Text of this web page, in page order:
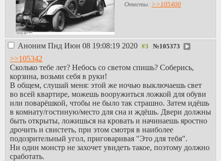
Ответы: >>105400
Аноним Пнд Июн 08 19:08:19 2020 №105373
>>105342
Сколько тебе лет? Небось со светом спишь? Соберись,
корзина, возьми себя в руки!
В общем, слушай меня: этой же ночью выключаешь свет
во всей квартире, можешь вооружиться ложкой для обуви
или поварёшкой, чтобы не было так страшно. Затем идёшь
в комнату/гостиную/место для сна и ждёшь. Двери должны
быть открыты, ложишься на кровать и начинаешь яростно
дрочить и свистеть, при этом смотря в наиболее
подозрительный угол, приговаривая "Это для тебя".
Ни один монстр не захочет увидеть такое, поэтому должно
сработать.